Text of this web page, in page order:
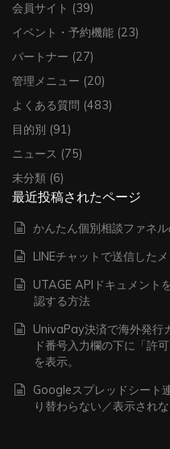
会員サイト (39)
イベント・予約機能 (23)
パートナー (27)
管理メニュー (20)
よくある質問 (483)
目的別 (91)
ニュース (75)
未分類 (6)
最近投稿されたページ
かんたん個別相談ファネ
LINEチャットで送信した
UTAGE APIドキュメント
認する方法
UnivaPay決済で海外発行
ド番号入力欄の下に「許
を表示。
Googleスプレッドシート
り替わらない／表示され